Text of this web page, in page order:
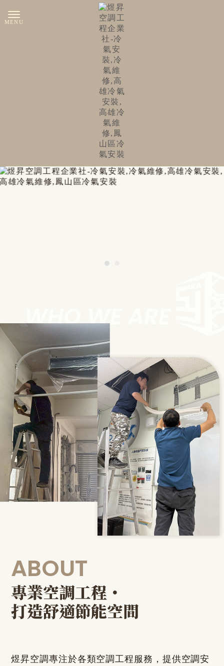
高雄空調安裝
ABOUT
專業空調工程・
打造舒適節能空間
煜昇空調專注於各類空調工程服務，提供空調安